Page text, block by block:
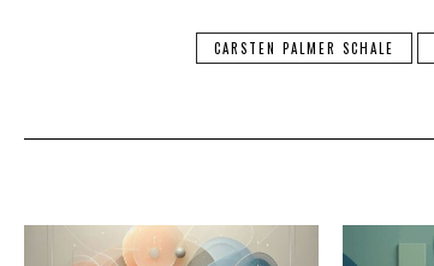
CARSTEN PALMER SCHALE